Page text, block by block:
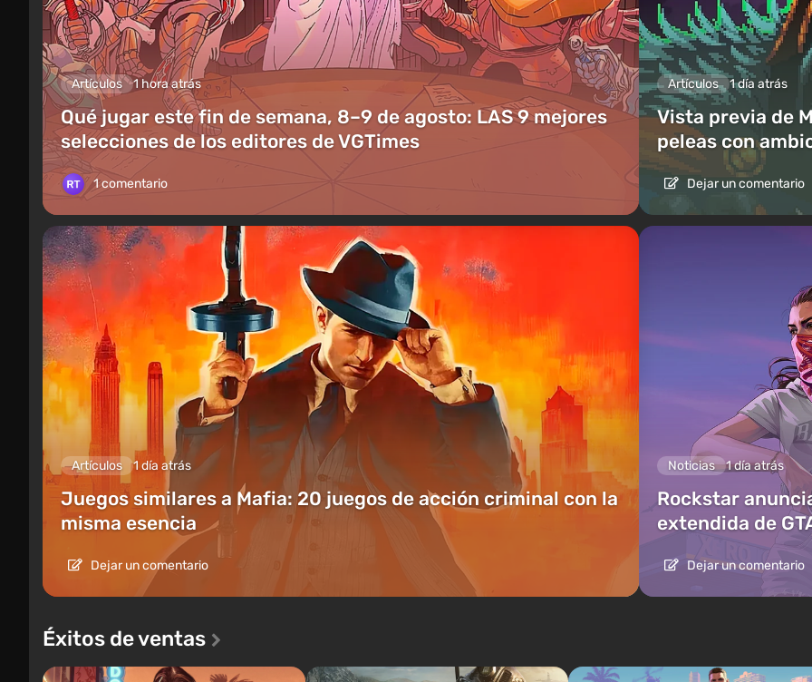
Artículos 1 hora atrás
Qué jugar este fin de semana, 8–9 de agosto: LAS 9 mejores
selecciones de los editores de VGTimes
1 comentario
Artículos 1 día atrás
Vista previa de
peleas con
Dejar un comentario
Artículos 1 día atrás
Juegos similares a Mafia: 20 juegos de acción criminal con la
misma esencia
Dejar un comentario
Noticias 1 día atrás
Rockstar
extendida de
Dejar un comentario
Éxitos de ventas